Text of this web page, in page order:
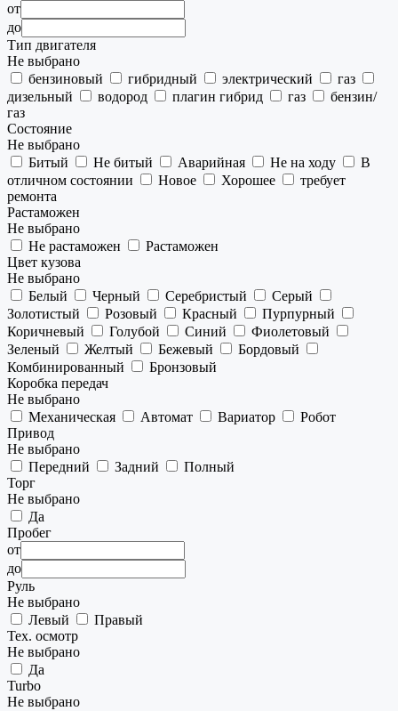
от
до
Тип двигателя
Не выбрано
бензиновый
гибридный электрический
газ
дизельный
водород плагин гибрид газ
бензин/
газ
Состояние
Не выбрано
Битый
Не битый Аварийная Не на ходу
В
отличном состоянии
Новое Хорошее
требует
ремонта
Растаможен
Не выбрано
Не растаможен
Растаможен
Цвет кузова
Не выбрано
Белый
Черный Серебристый
Серый
Золотистый
Розовый Красный
Пурпурный
Коричневый
Голубой Синий
Фиолетовый
Зеленый
Желтый Бежевый
Бордовый
Комбинированный
Бронзовый
Коробка передач
Не выбрано
Механическая
Автомат Вариатор
Робот
Привод
Не выбрано
Передний
Задний
Полный
Торг
Не выбрано
Да
Пробег
от
до
Руль
Не выбрано
Левый
Правый
Тех. осмотр
Не выбрано
Да
Turbo
Не выбрано